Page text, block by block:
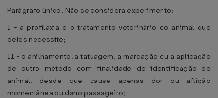
Parágrafo único. Não se considera experimento:
I - a profilaxia e o tratamento veterinário do animal que
deles necessite;
II - o anilhamento, a tatuagem, a marcação ou a aplicação
de outro método com finalidade de identificação do
animal, desde que cause apenas dor ou aflição
momentânea ou dano passageiro;